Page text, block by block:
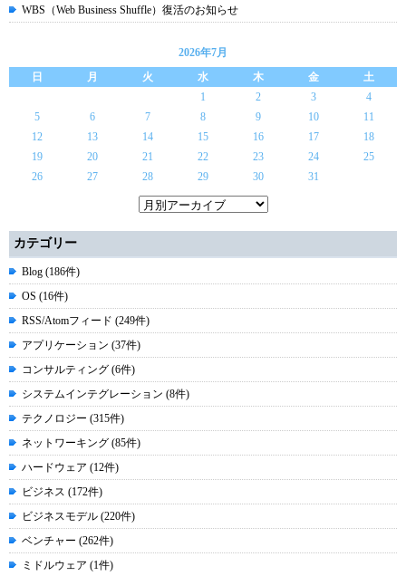
WBS（Web Business Shuffle）復活のお知らせ
2026年7月
日
月 火 水 木 金
土
1
2 3
4
5
6 7 8 9 10
11
12
13 14 15 16 17
18
19
20 21 22 23 24
25
26
27 28 29 30 31
カテゴリー
Blog (186件)
OS (16件)
RSS/Atomフィード (249件)
アプリケーション (37件)
コンサルティング (6件)
システムインテグレーション (8件)
テクノロジー (315件)
ネットワーキング (85件)
ハードウェア (12件)
ビジネス (172件)
ビジネスモデル (220件)
ベンチャー (262件)
ミドルウェア (1件)